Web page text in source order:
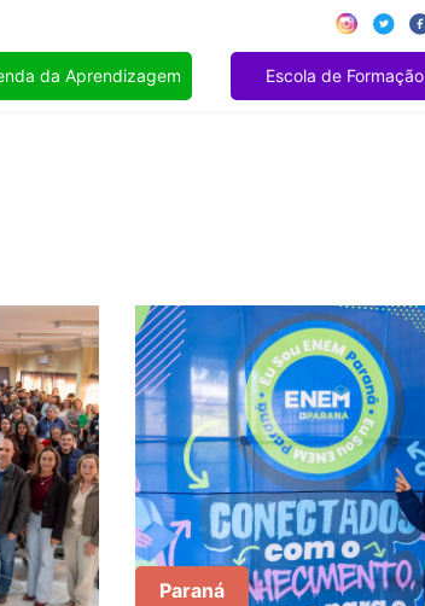
da Aprendizagem Escola de Formação
Paraná